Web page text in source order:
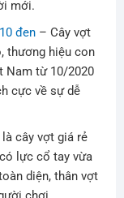
mới.
đen – Cây vợt
thương hiệu con
Nam từ 10/2020
cực về sự dễ
là cây vợt giá rẻ
lực cổ tay vừa
diện, thân vợt